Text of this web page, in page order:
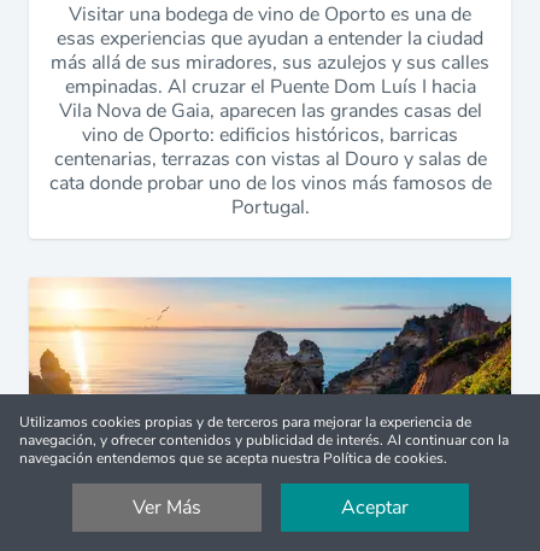
Visitar una bodega de vino de Oporto es una de
esas experiencias que ayudan a entender la ciudad
más allá de sus miradores, sus azulejos y sus calles
empinadas. Al cruzar el Puente Dom Luís I hacia
Vila Nova de Gaia, aparecen las grandes casas del
vino de Oporto: edificios históricos, barricas
centenarias, terrazas con vistas al Douro y salas de
cata donde probar uno de los vinos más famosos de
Portugal.